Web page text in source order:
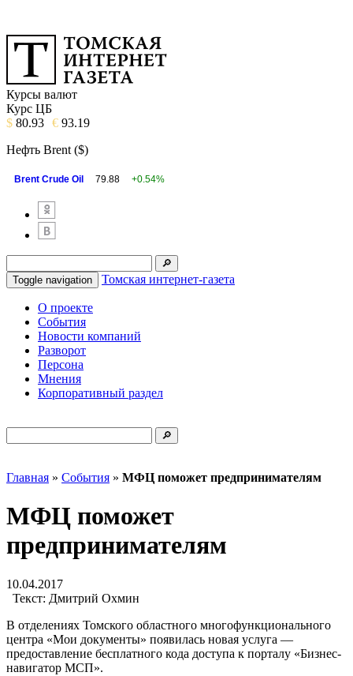
Курсы валют
Курс ЦБ
$ 80.93 € 93.19
Нефть Brent ($)
Brent Crude Oil 79.88 +0.54%
Toggle navigation Томская интернет-газета
О проекте
События
Новости компаний
Разворот
Персона
Мнения
Корпоративный раздел
Главная » События » МФЦ поможет предпринимателям
МФЦ поможет
предпринимателям
10.04.2017
Текст: Дмитрий Охмин
В отделениях Томского областного многофункционального
центра «Мои документы» появилась новая услуга —
предоставление бесплатного кода доступа к порталу «Бизнес-
навигатор МСП».